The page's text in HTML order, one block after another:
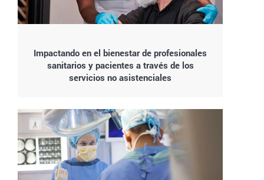
Impactando en el bienestar de profesionales
sanitarios y pacientes a través de los
servicios no asistenciales